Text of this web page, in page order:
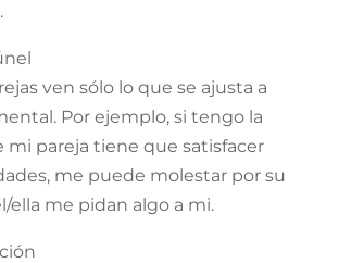
ven sólo lo que se ajusta a
Por ejemplo, si tengo la
mi pareja tiene que satisfacer
me puede molestar por su
ella me pidan algo a mi.